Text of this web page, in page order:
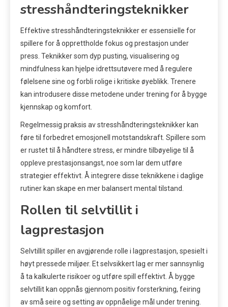
stresshåndteringsteknikker
Effektive stresshåndteringsteknikker er essensielle for
spillere for å opprettholde fokus og prestasjon under
press. Teknikker som dyp pusting, visualisering og
mindfulness kan hjelpe idrettsutøvere med å regulere
følelsene sine og forbli rolige i kritiske øyeblikk. Trenere
kan introdusere disse metodene under trening for å bygge
kjennskap og komfort.
Regelmessig praksis av stresshåndteringsteknikker kan
føre til forbedret emosjonell motstandskraft. Spillere som
er rustet til å håndtere stress, er mindre tilbøyelige til å
oppleve prestasjonsangst, noe som lar dem utføre
strategier effektivt. Å integrere disse teknikkene i daglige
rutiner kan skape en mer balansert mental tilstand.
Rollen til selvtillit i
lagprestasjon
Selvtillit spiller en avgjørende rolle i lagprestasjon, spesielt i
høyt pressede miljøer. Et selvsikkert lag er mer sannsynlig
å ta kalkulerte risikoer og utføre spill effektivt. Å bygge
selvtillit kan oppnås gjennom positiv forsterkning, feiring
av små seire og setting av oppnåelige mål under trening.